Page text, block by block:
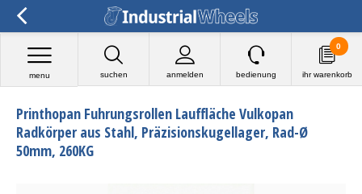
suchen anmelden
menu bedienung ihr warenkorb
0
Printhopan Fuhrungsrollen Lauffläche Vulkopan
Radkörper aus Stahl, Präzisionskugellager, Rad-Ø
50mm, 260KG